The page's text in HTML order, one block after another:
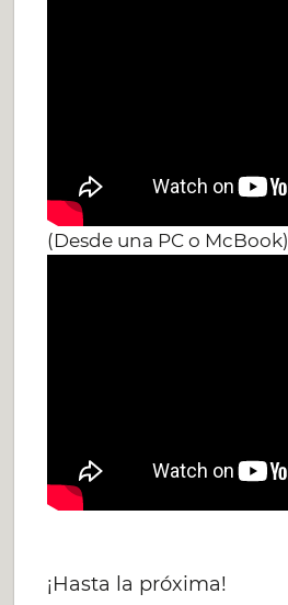
(Desde una PC o McBook)
¡Hasta la próxima!